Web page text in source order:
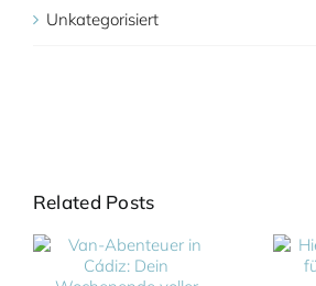
Unkategorisiert
Related Posts